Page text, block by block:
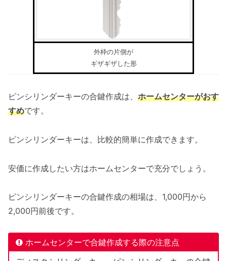
外枠の片側が
ギザギザした形
ピンシリンダーキーの合鍵作成は、 ホームセンターがおす
すめです。
ピンシリンダーキーは、比較的簡単に作成できます。
安価に作成したい方はホームセンターで充分でしょう。
ピンシリンダーキーの合鍵作成の相場は、1,000円から
2,000円前後です。
ホームセンターで合鍵作成する際の注意点